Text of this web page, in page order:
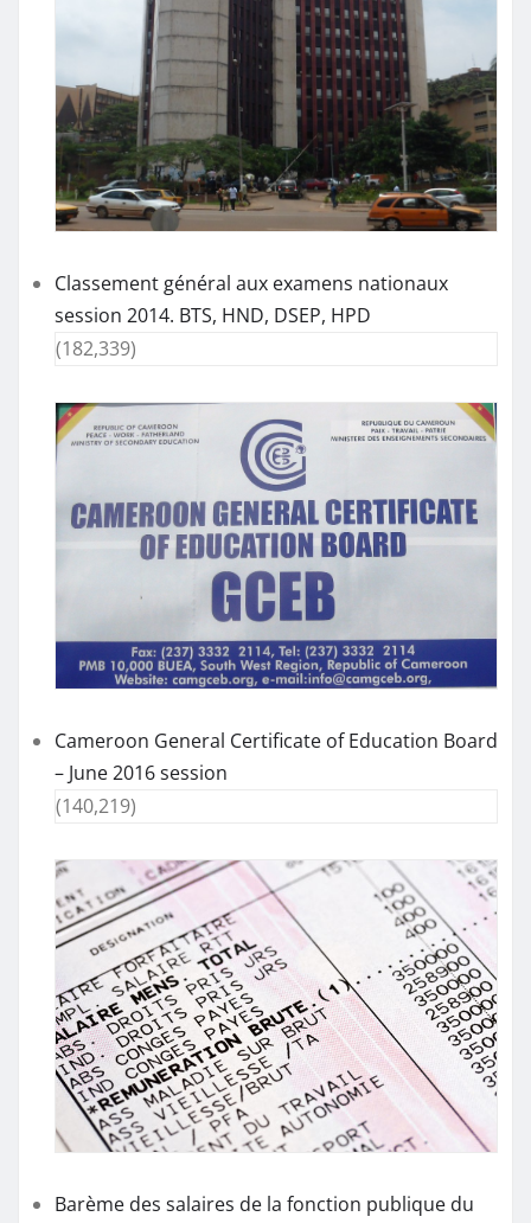
Classement général aux examens nationaux
session 2014. BTS, HND, DSEP, HPD
(182,339)
Cameroon General Certificate of Education Board
– June 2016 session
(140,219)
Barème des salaires de la fonction publique du